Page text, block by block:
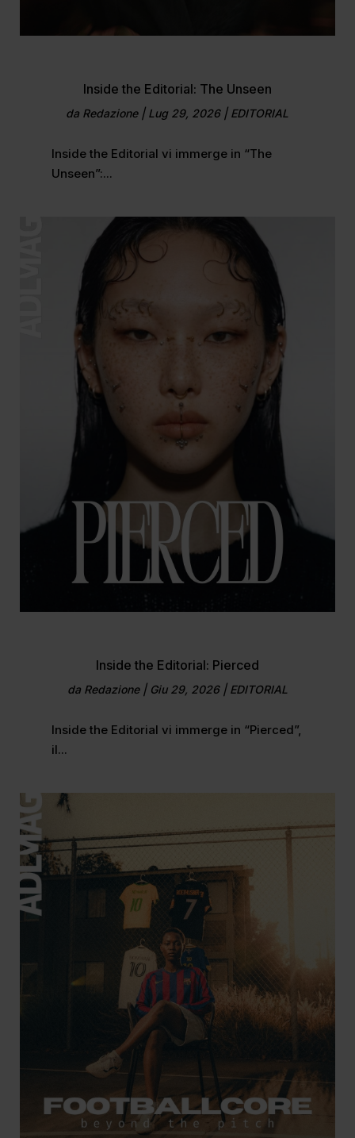
Inside the Editorial: The Unseen
da Redazione| Lug 29, 2026| EDITORIAL
Inside the Editorial vi immerge in “The
Unseen”:...
Inside the Editorial: Pierced
da Redazione| Giu 29, 2026| EDITORIAL
Inside the Editorial vi immerge in “Pierced”,
il...